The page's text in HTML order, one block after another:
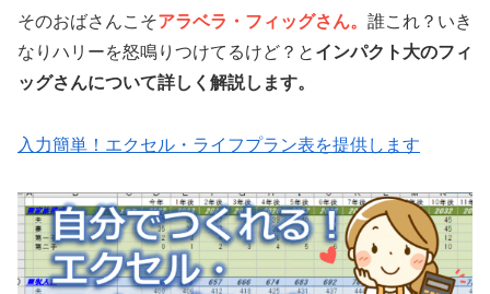
そのおばさんこそアラベラ・フィッグさん。 誰これ？いき
なりハリーを怒鳴りつけてるけど？と インパクト大のフィ
ッグさんについて詳しく解説します。
入力簡単！エクセル・ライフプラン表を提供します